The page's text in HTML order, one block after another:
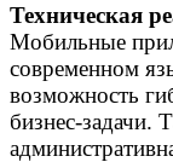
Техническая
Мобильные
современном
возможность
бизнес-задачи.